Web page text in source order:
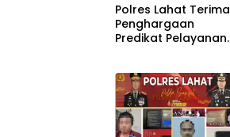
Polres Lahat Terima
Penghargaan
Predikat Pelayanan